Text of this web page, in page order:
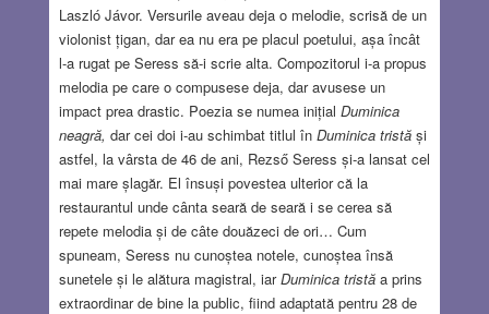
Laszló Jávor. Versurile aveau deja o melodie, scrisă de un
violonist țigan, dar ea nu era pe placul poetului, așa încât
l-a rugat pe Seress să-i scrie alta. Compozitorul i-a propus
melodia pe care o compusese deja, dar avusese un
impact prea drastic. Poezia se numea inițial Duminica
neagră, dar cei doi i-au schimbat titlul în Duminica tristăși
astfel, la vârsta de 46 de ani, Rezső Seress și-a lansat cel
mai mare șlagăr. El însuși povestea ulterior că la
restaurantul unde cânta seară de seară i se cerea să
repete melodia și de câte douăzeci de ori… Cum
spuneam, Seress nu cunoștea notele, cunoștea însă
sunetele și le alătura magistral, iarDuminica tristăa prins
extraordinar de bine la public, fiind adaptată pentru 28 de